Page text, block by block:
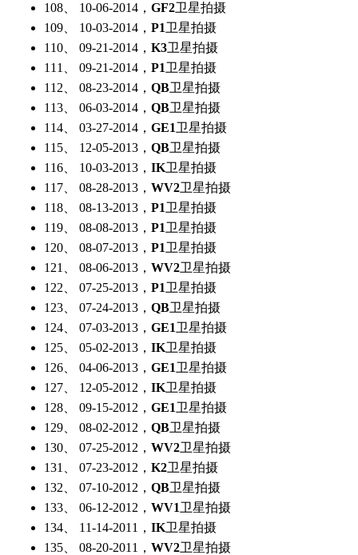
108、 10-06-2014， GF2卫星拍摄
109、 10-03-2014， P1卫星拍摄
110、 09-21-2014， K3卫星拍摄
111、 09-21-2014， P1卫星拍摄
112、 08-23-2014， QB卫星拍摄
113、 06-03-2014， QB卫星拍摄
114、 03-27-2014， GE1卫星拍摄
115、 12-05-2013， QB卫星拍摄
116、 10-03-2013， IK卫星拍摄
117、 08-28-2013， WV2卫星拍摄
118、 08-13-2013， P1卫星拍摄
119、 08-08-2013， P1卫星拍摄
120、 08-07-2013， P1卫星拍摄
121、 08-06-2013， WV2卫星拍摄
122、 07-25-2013， P1卫星拍摄
123、 07-24-2013， QB卫星拍摄
124、 07-03-2013， GE1卫星拍摄
125、 05-02-2013， IK卫星拍摄
126、 04-06-2013， GE1卫星拍摄
127、 12-05-2012， IK卫星拍摄
128、 09-15-2012， GE1卫星拍摄
129、 08-02-2012， QB卫星拍摄
130、 07-25-2012， WV2卫星拍摄
131、 07-23-2012， K2卫星拍摄
132、 07-10-2012， QB卫星拍摄
133、 06-12-2012， WV1卫星拍摄
134、 11-14-2011， IK卫星拍摄
135、 08-20-2011， WV2卫星拍摄